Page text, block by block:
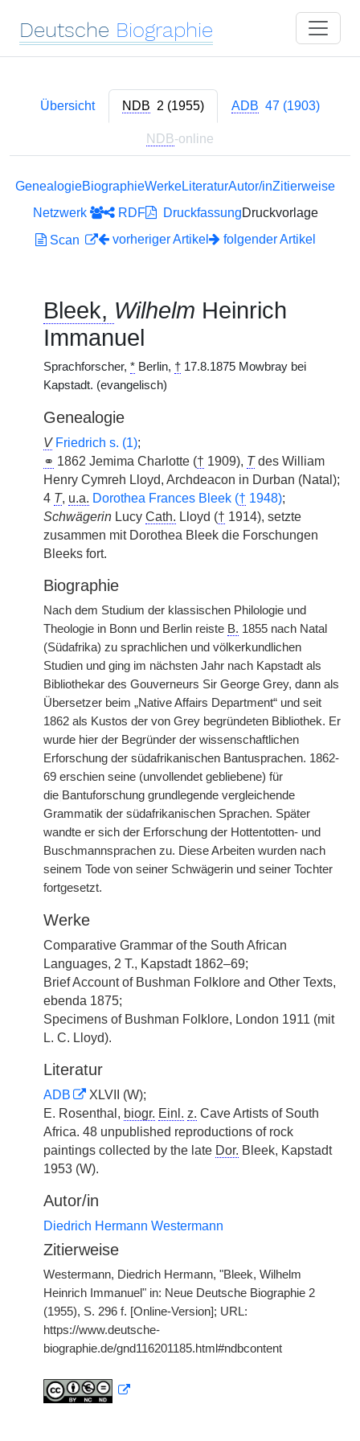
Deutsche Biographie
Übersicht NDB 2 (1955) ADB 47 (1903)
NDB-online
GenealogieBiographieWerkeLiteraturAutor/inZitierweise
Netzwerk
RDF DruckfassungDruckvorlage
Scan
vorheriger Artikel folgender Artikel
Bleek, Wilhelm Heinrich
Immanuel
Sprachforscher, * Berlin, † 17.8.1875 Mowbray bei
Kapstadt. (evangelisch)
Genealogie
V Friedrich s. (1);
⚭ 1862 Jemima Charlotte († 1909), Tdes William
Henry Cymreh Lloyd, Archdeacon in Durban (Natal);
4 T, u.a. Dorothea Frances Bleek († 1948);
Schwägerin Lucy Cath. Lloyd († 1914), setzte
zusammen mit Dorothea Bleek die Forschungen
Bleeks fort.
Biographie
Nach dem Studium der klassischen Philologie und
Theologie in Bonn und Berlin reiste B. 1855 nach Natal
(Südafrika) zu sprachlichen und völkerkundlichen
Studien und ging im nächsten Jahr nach Kapstadt als
Bibliothekar des Gouverneurs Sir George Grey, dann als
Übersetzer beim „Native Affairs Department“ und seit
1862 als Kustos der von Grey begründeten Bibliothek. Er
wurde hier der Begründer der wissenschaftlichen
Erforschung der südafrikanischen Bantusprachen. 1862-
69 erschien seine (unvollendet gebliebene) für
die Bantuforschung grundlegende vergleichende
Grammatik der südafrikanischen Sprachen. Später
wandte er sich der Erforschung der Hottentotten- und
Buschmannsprachen zu. Diese Arbeiten wurden nach
seinem Tode von seiner Schwägerin und seiner Tochter
fortgesetzt.
Werke
Comparative Grammar of the South African
Languages, 2 T., Kapstadt 1862–69;
Brief Account of Bushman Folklore and Other Texts,
ebenda 1875;
Specimens of Bushman Folklore, London 1911 (mit
L. C. Lloyd).
Literatur
ADB
XLVII (W);
E. Rosenthal, biogr. Einl. z. Cave Artists of South
Africa. 48 unpublished reproductions of rock
paintings collected by the late Dor. Bleek, Kapstadt
1953 (W).
Autor/in
Diedrich Hermann Westermann
Zitierweise
Westermann, Diedrich Hermann, "Bleek, Wilhelm
Heinrich Immanuel" in: Neue Deutsche Biographie 2
(1955), S. 296 f. [Online-Version]; URL:
https://www.deutsche-
biographie.de/gnd116201185.html#ndbcontent